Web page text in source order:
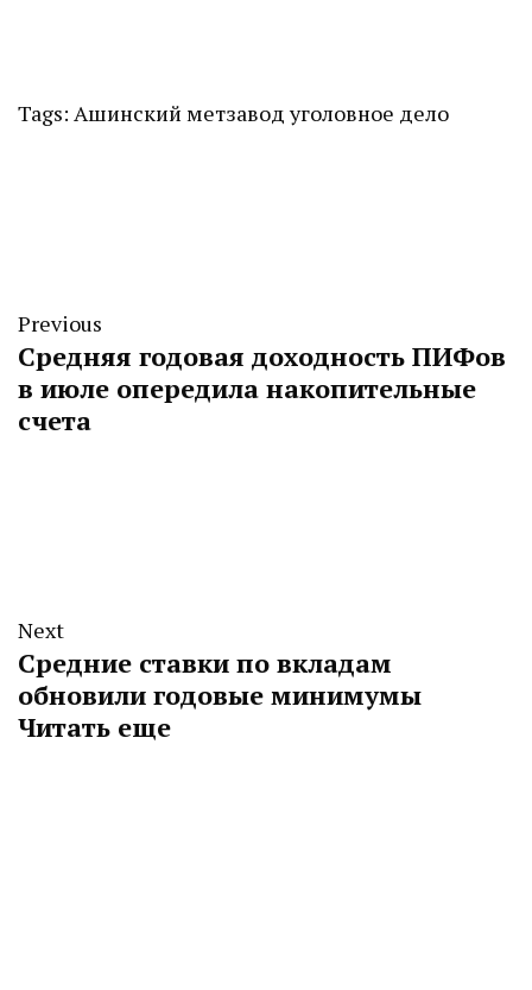
Tags: Ашинский метзавод уголовное дело
Previous
Средняя годовая доходность ПИФов
в июле опередила накопительные
счета
Next
Средние ставки по вкладам
обновили годовые минимумы
Читать еще